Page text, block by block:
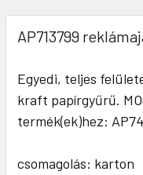
AP713799
Egyedi, teljes
kraft papírgyűrű.
termék(ek)hez:
csomagolás: karton